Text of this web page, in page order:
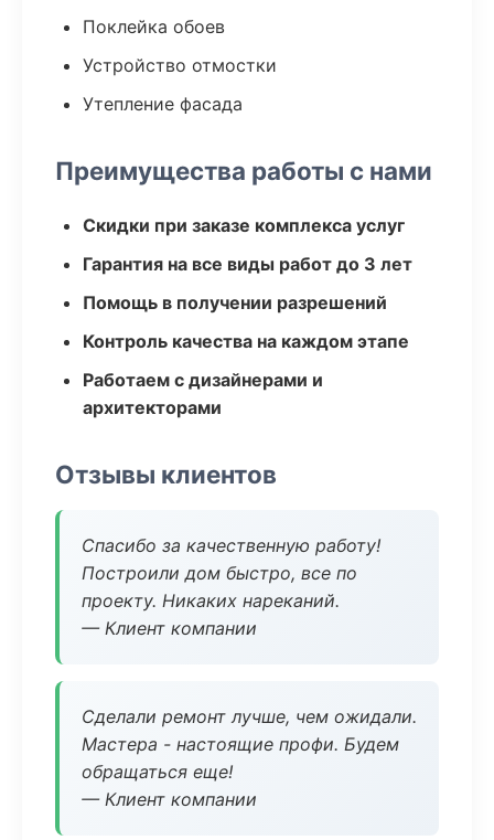
Поклейка обоев
Устройство отмостки
Утепление фасада
Преимущества работы с нами
Скидки при заказе комплекса услуг
Гарантия на все виды работ до 3 лет
Помощь в получении разрешений
Контроль качества на каждом этапе
Работаем с дизайнерами и
архитекторами
Отзывы клиентов
Спасибо за качественную работу!
Построили дом быстро, все по
проекту. Никаких нареканий.
— Клиент компании
Сделали ремонт лучше, чем ожидали.
Мастера - настоящие профи. Будем
обращаться еще!
— Клиент компании